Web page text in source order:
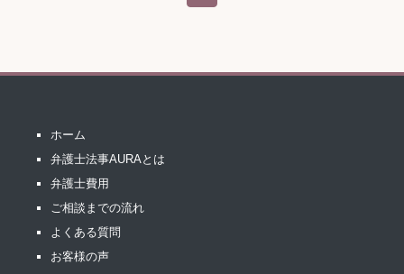
ホーム
弁護士法事AURAとは
弁護士費用
ご相談までの流れ
よくある質問
お客様の声